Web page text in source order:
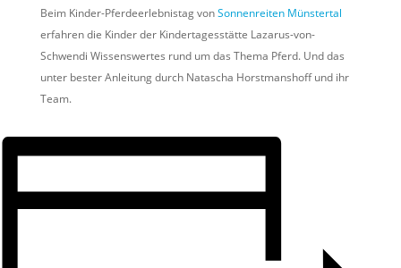
Beim Kinder-Pferdeerlebnistag vonSonnenreiten Münstertal
erfahren die Kinder der Kindertagesstätte Lazarus-von-
Schwendi Wissenswertes rund um das Thema Pferd. Und das
unter bester Anleitung durch Natascha Horstmanshoff und ihr
Team.